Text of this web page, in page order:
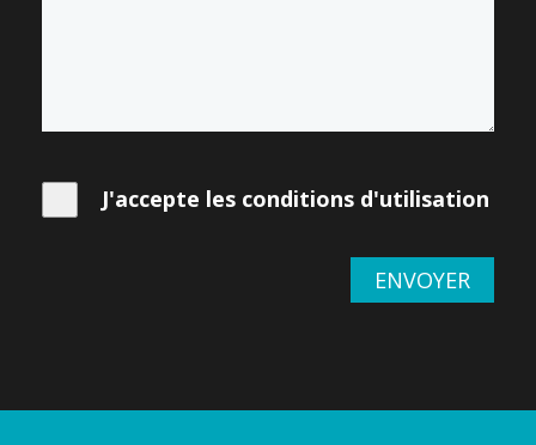
J'accepte les conditions d'utilisation
ENVOYER